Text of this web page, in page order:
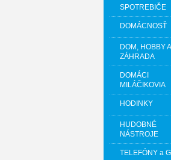
SPOTREBIČE
DOMÁCNOSŤ
DOM, HOBBY A
ZÁHRADA
DOMÁCI
MILÁČIKOVIA
HODINKY
HUDOBNÉ
NÁSTROJE
TELEFÓNY a